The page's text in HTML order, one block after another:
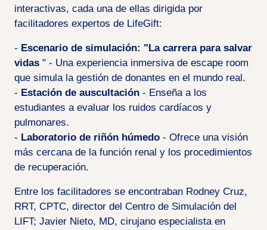
interactivas, cada una de ellas dirigida por
facilitadores expertos de LifeGift:
- Escenario de simulación: "La carrera para salvar
vidas " - Una experiencia inmersiva de escape room
que simula la gestión de donantes en el mundo real.
- Estación de auscultación - Enseña a los
estudiantes a evaluar los ruidos cardíacos y
pulmonares.
- Laboratorio de riñón húmedo - Ofrece una visión
más cercana de la función renal y los procedimientos
de recuperación.
Entre los facilitadores se encontraban Rodney Cruz,
RRT, CPTC, director del Centro de Simulación del
LIFT; Javier Nieto, MD, cirujano especialista en